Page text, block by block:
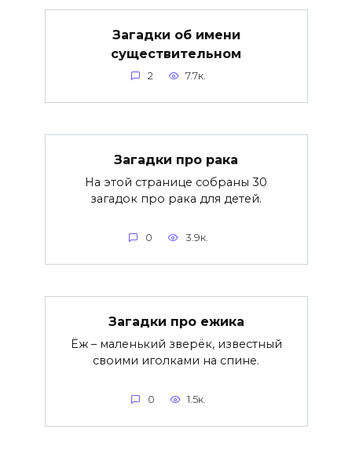
Загадки об имени
существительном
2 7.7к.
Загадки про рака
На этой странице собраны 30
загадок про рака для детей.
0 3.9к.
Загадки про ежика
Ёж – маленький зверёк, известный
своими иголками на спине.
0 1.5к.